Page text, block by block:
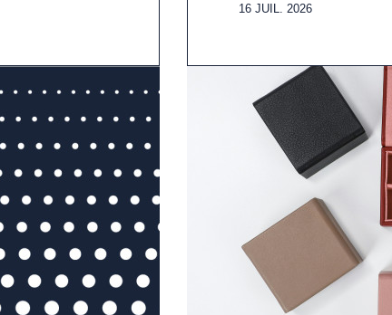
16 JUIL. 2026